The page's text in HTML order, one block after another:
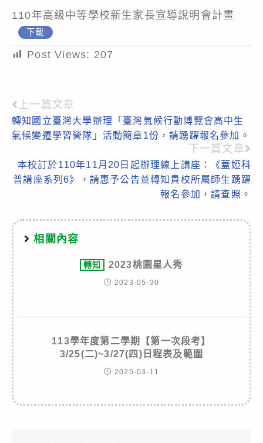
110年高級中等學校新生家長宣導說明會計畫
下載
Post Views: 207
Read
more
上一篇文章
轉知國立臺灣大學辦理「臺灣氣候行動博覽會高中生
氣候變遷學習營隊」活動簡章1份，請踴躍報名參加。
下一篇文章
本校訂於110年11月20日起辦理線上講座：《蓋婭科
普講座系列6》，請惠予公告並轉知貴校所屬師生踴躍
報名參加，請查照。
相關內容
轉知 2023桃園星人秀
2023-05-30
113學年度第二學期【第一次段考】
3/25(二)~3/27(四)日程表及範圍
2025-03-11